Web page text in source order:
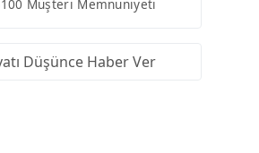
Müşteri Memnuniyeti
Düşünce Haber Ver